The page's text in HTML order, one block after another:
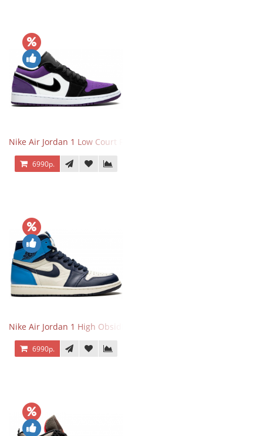
Nike Air Jordan 1 Low Court Purple
6990р.
Nike Air Jordan 1 High Obsidian University Blue
6990р.